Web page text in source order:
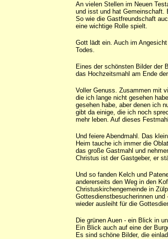
An vielen Stellen im Neuen
und isst und hat Gemeinschaft.
So wie die Gastfreundschaft
eine wichtige Rolle spielt.
Gott lädt ein. Auch im
Todes.
Eines der schönsten Bilder der
das Hochzeitsmahl am Ende
Voller Genuss. Zusammen mit
die ich lange nicht gesehen
gesehen habe, aber denen ich
gibt da einige, die ich noch
mehr leben. Auf dieses
Und feiere Abendmahl. Das
Heim tauche ich immer die
das große Gastmahl und
Christus ist der Gastgeber, er
Und so fanden Kelch und
andererseits den Weg in den
Christuskirchengemeinde in
Gottesdienstbesucherinnen
wieder ausleiht für die
Die grünen Auen - ein Blick in
Ein Blick auch auf eine der
Es sind schöne Bilder, die